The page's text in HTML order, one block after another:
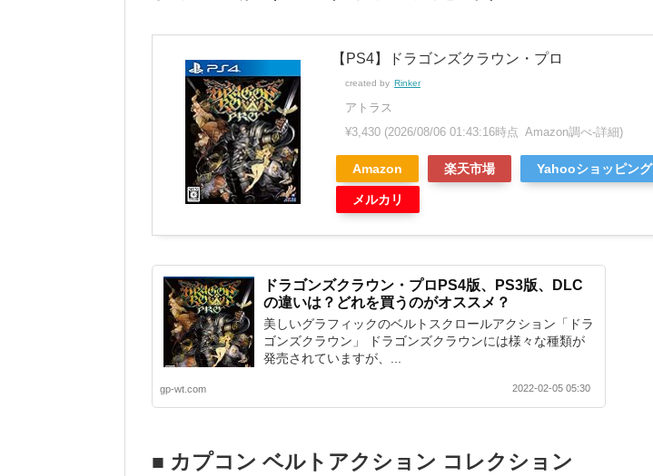
【PS4】ドラゴンズクラウン・プロ
created by Rinker
アトラス
¥3,430 (2026/08/06 01:43:16時点 Amazon調べ-詳細)
Amazon 楽天市場 Yahooショッピング
メルカリ
ドラゴンズクラウン・プロPS4版、PS3版、DLC
の違いは？どれを買うのがオススメ？
美しいグラフィックのベルトスクロールアクション「ドラ
ゴンズクラウン」 ドラゴンズクラウンには様々な種類が
発売されていますが、...
gp-wt.com 2022-02-05 05:30
■ カプコン ベルトアクション コレクション